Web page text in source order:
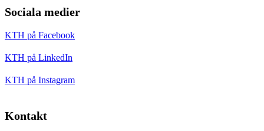
Sociala medier
KTH på Facebook
KTH på LinkedIn
KTH på Instagram
Kontakt